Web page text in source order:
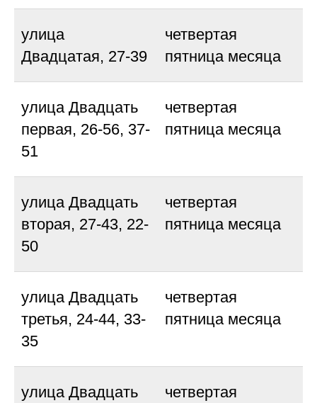
улица
Двадцатая, 27-39
четвертая
пятница месяца
улица Двадцать
первая, 26-56, 37-
51
четвертая
пятница месяца
улица Двадцать
вторая, 27-43, 22-
50
четвертая
пятница месяца
улица Двадцать
третья, 24-44, 33-
35
четвертая
пятница месяца
улица Двадцать
четвертая